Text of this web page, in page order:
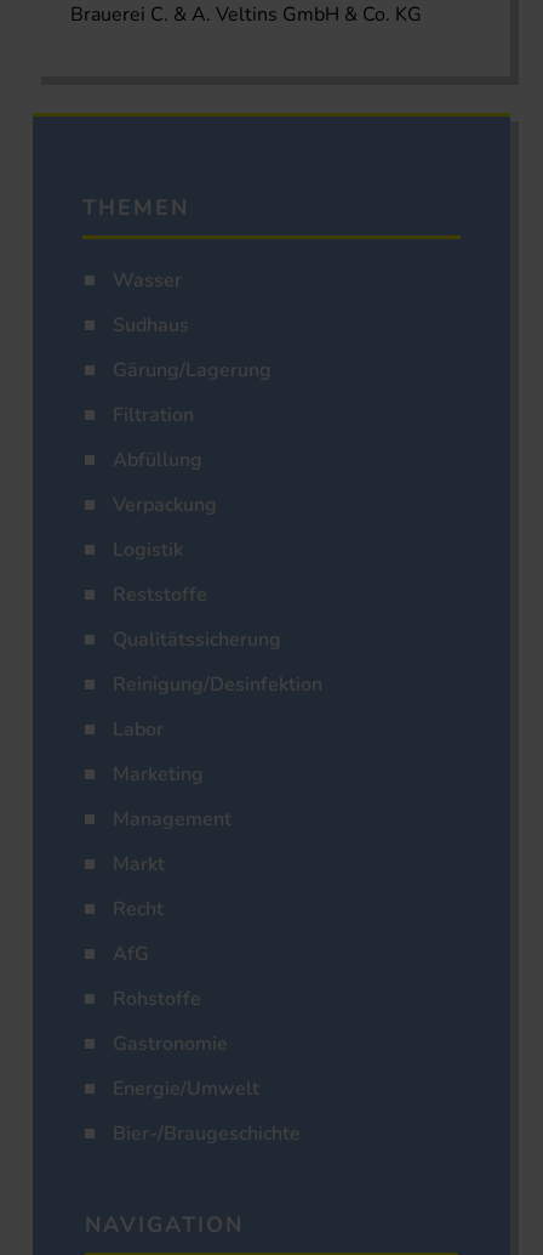
Brauerei C. & A. Veltins GmbH & Co. KG
THEMEN
Wasser
Sudhaus
Gärung/Lagerung
Filtration
Abfüllung
Verpackung
Logistik
Reststoffe
Qualitätssicherung
Reinigung/Desinfektion
Labor
Marketing
Management
Markt
Recht
AfG
Rohstoffe
Gastronomie
Energie/Umwelt
Bier-/Braugeschichte
NAVIGATION